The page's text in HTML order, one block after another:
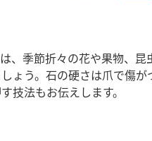
、季節折々の花や果物、
ょう。石の硬さは爪で傷
技法もお伝えします。